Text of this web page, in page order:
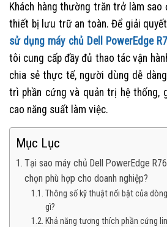
Khách hàng thường trăn trở làm
thiết bị lưu trữ an toàn. Để giải quyết
sử dụng máy chủ Dell PowerEdge
tôi cung cấp đầy đủ thao tác vận
chia sẻ thực tế, người dùng dễ
trì phần cứng và quản trị hệ thống,
cao năng suất làm việc.
Mục Lục
Tại sao máy chủ Dell PowerEdge
chọn phù hợp cho doanh nghiệp?
Thông số kỹ thuật nổi bật của
gì?
Khả năng tương thích phần cứng